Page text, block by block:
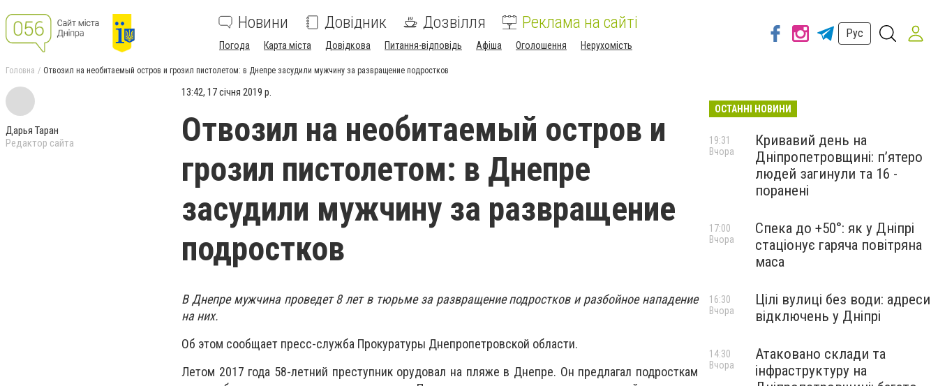
Новини Довідник Дозвілля Реклама на сайті
Погода Карта міста Довідкова Питання-відповідь Афіша Оголошення Нерухомість
Рус
Головна Отвозил на необитаемый остров и грозил пистолетом: в Днепре засудили мужчину за развращение подростков
Дарья Таран
Редактор сайта
13:42, 17 січня 2019 р.
Отвозил на необитаемый остров и
грозил пистолетом: в Днепре
засудили мужчину за развращение
подростков
В Днепре мужчина проведет 8 лет в тюрьме за развращение подростков и разбойное нападение
на них.
Об этом сообщает пресс-служба Прокуратуры Днепропетровской области.
Летом 2017 года 58-летний преступник орудовал на пляже в Днепре. Он предлагал подросткам
ОСТАННІ НОВИНИ
Кривавий день на
Дніпропетровщині: п’ятеро
людей загинули та 16 -
поранені
19:31
Вчора
Спека до +50°: як у Дніпрі
стаціонує гаряча повітряна
маса
17:00
Вчора
Цілі вулиці без води: адреси
відключень у Дніпрі
16:30
Вчора
Атаковано склади та
інфраструктуру на
14:30
Вчора